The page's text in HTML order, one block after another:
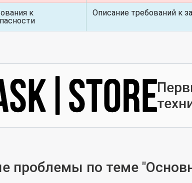
к
Описание требований к
проблемы по теме